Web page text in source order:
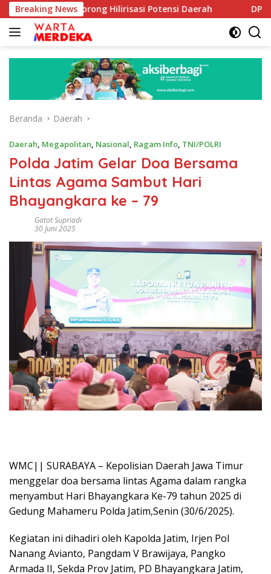
Langsung
ke
konten
Breaking News
Dorong Hilirisasi Potensi Daerah DPR Dorong
Beranda Daerah
Daerah, Megapolitan, Nasional, Ragam Info, TNI/POLRI
Polda Jatim Gelar Doa Bersama
Lintas Agama Sambut Hari
Bhayangkara ke – 79
Gatot Supriadi
30 Juni 2025
WMC|| SURABAYA – Kepolisian Daerah Jawa Timur
menggelar doa bersama lintas Agama dalam rangka
menyambut Hari Bhayangkara Ke-79 tahun 2025 di
Gedung Mahameru Polda Jatim,Senin (30/6/2025).
Kegiatan ini dihadiri oleh Kapolda Jatim, Irjen Pol
Nanang Avianto, Pangdam V Brawijaya, Pangko
Armada II, Sekda Prov Jatim, PD Bhayangkara Jatim,